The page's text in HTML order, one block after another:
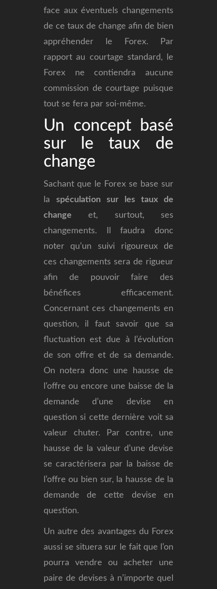
face aux éventuels changements
de ce taux de change afin de bien
appréhender le Forex. Par
rapport au courtage standard, le
Forex ne contiendra aucune
commission de courtage puisque
tout se fera par soi-même.
Un concept basé
sur le taux de
change
Sachant que le Forex se base sur
la spéculation sur les taux de
change et, surtout, ses
changements. Il faudra donc
noter qu’un suivi rigoureux de
ces changements sera de rigueur
afin de pouvoir faire des
bénéfices efficacement.
Concernant ces changements en
question, il faut savoir que sa
fluctuation est due à l’évolution
de son offre et de sa demande.
On notera donc une hausse de
l’offre ou encore une baisse de la
demande d’une devise en
question si cette dernière voit sa
valeur chuter. Par contre, une
hausse de la valeur d’une devise
se caractérisera par la baisse de
l’offre ou bien sur, la hausse de la
demande de cette devise en
question.
Un autre des avantages du Forex
aussi se situera sur le fait que l’on
pourra vendre ou acheter une
paire de devises à n’importe quel